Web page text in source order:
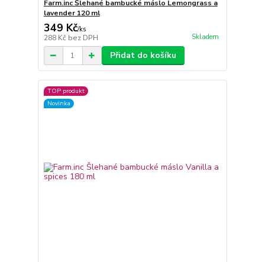
Farm.inc Šlehané bambucké máslo Lemongrass a
lavender 120 ml
349 Kč/ks
288 Kč bez DPH Skladem
Přidat do košíku
TOP produkt
Novinka